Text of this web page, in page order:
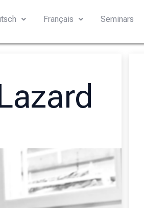
Français Seminars